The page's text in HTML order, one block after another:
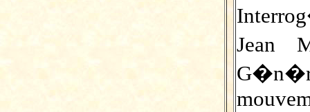
Interr
Jean